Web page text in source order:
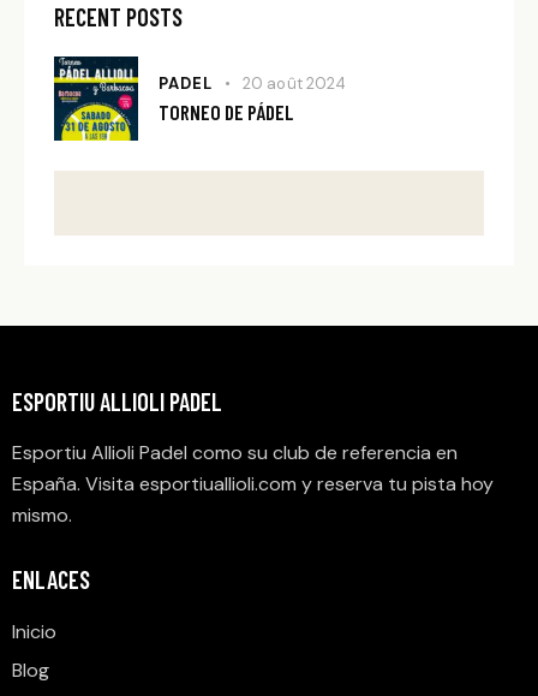
RECENT POSTS
PADEL 20 août 2024
TORNEO DE PÁDEL
ESPORTIU ALLIOLI PADEL
Esportiu Allioli Padel como su club de referencia en
España. Visita esportiuallioli.com y reserva tu pista hoy
mismo.
ENLACES
Inicio
Blog